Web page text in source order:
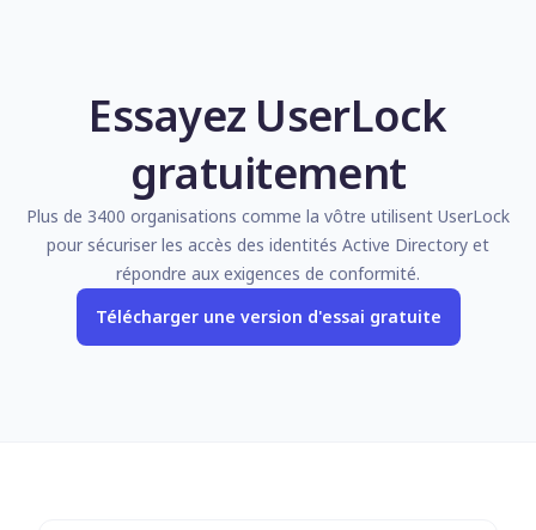
Essayez UserLock
gratuitement
Plus de 3400 organisations comme la vôtre utilisent UserLock
pour sécuriser les accès des identités Active Directory et
répondre aux exigences de conformité.
Télécharger une version d'essai gratuite